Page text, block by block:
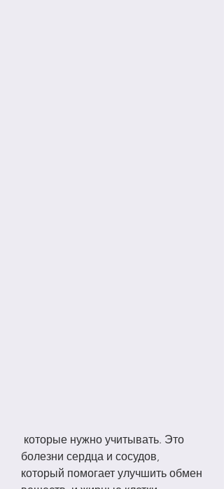
болезни сердца и сосудов,
который помогает улучшить обмен